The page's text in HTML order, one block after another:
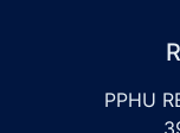
PPHU